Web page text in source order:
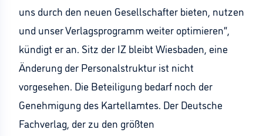
uns durch den neuen Gesellschafter bieten, nutzen
und unser Verlagsprogramm weiter optimieren“,
kündigt er an. Sitz der IZ bleibt Wiesbaden, eine
Änderung der Personalstruktur ist nicht
vorgesehen. Die Beteiligung bedarf noch der
Genehmigung des Kartellamtes. Der Deutsche
Fachverlag, der zu den größten